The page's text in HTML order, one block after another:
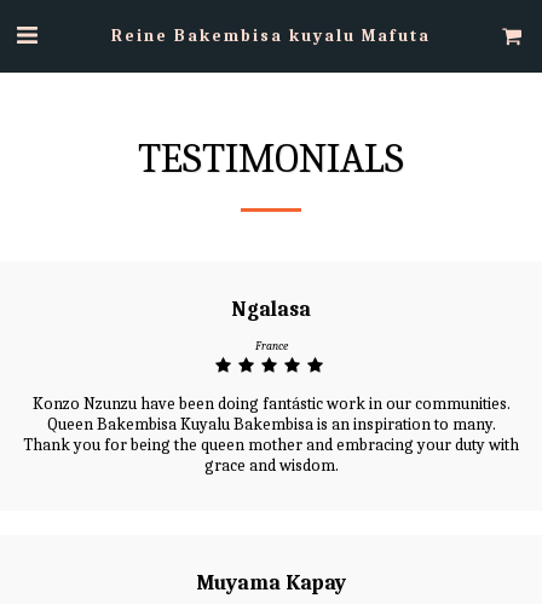
Reine Bakembisa kuyalu Mafuta
TESTIMONIALS
Ngalasa
France
Konzo Nzunzu have been doing fantástic work in our communities.
Queen Bakembisa Kuyalu Bakembisa is an inspiration to many.
Thank you for being the queen mother and embracing your duty with
grace and wisdom.
Muyama Kapay